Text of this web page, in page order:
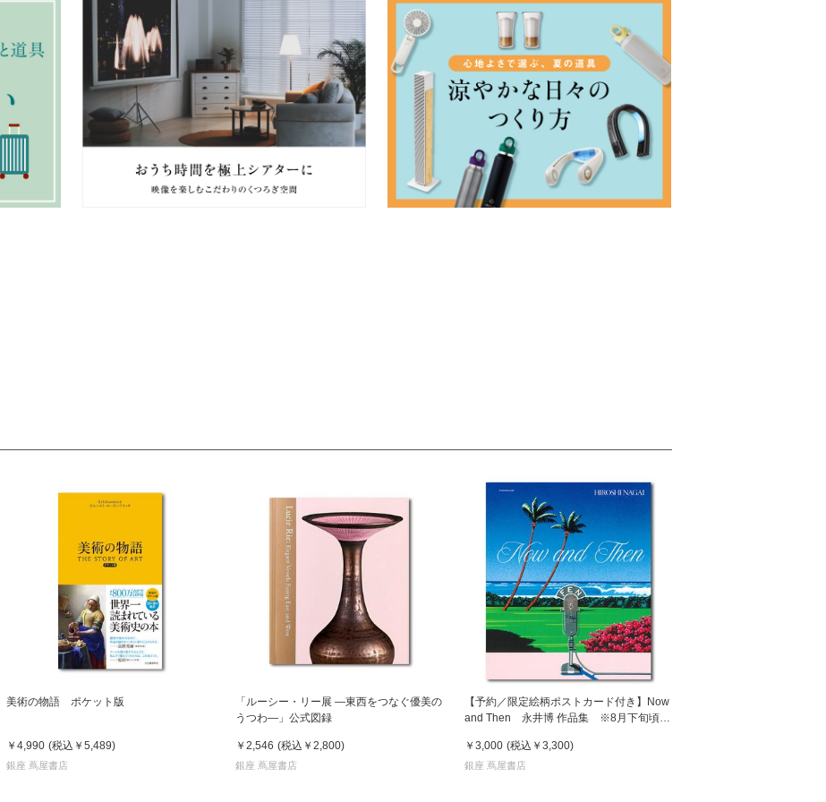
美術の物語 ポケット版
￥4,990 (税込 ￥5,489)
銀座 蔦屋書店
「ルーシー・リー展 ―東西をつなぐ優美の
うつわ―」公式図録
￥2,546 (税込 ￥2,800)
銀座 蔦屋書店
【予約／限定絵柄ポストカード付き】Now
and Then 永井博 作品集 ※8月下旬頃の
￥3,000 (税込 ￥3,300)
銀座 蔦屋書店